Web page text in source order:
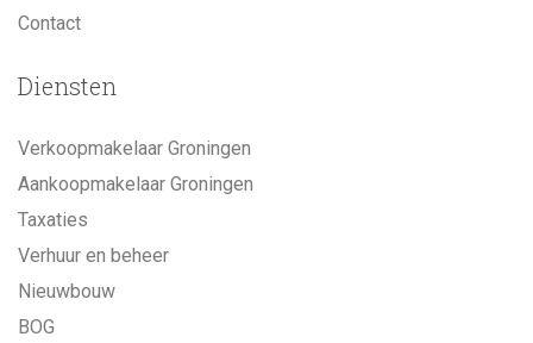
Contact
Diensten
Verkoopmakelaar Groningen
Aankoopmakelaar Groningen
Taxaties
Verhuur en beheer
Nieuwbouw
BOG